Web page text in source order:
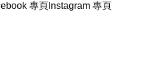
專頁 Instagram 專頁